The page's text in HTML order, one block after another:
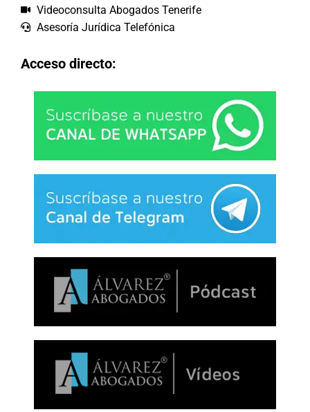
Videoconsulta Abogados Tenerife
Asesoría Jurídica Telefónica
Acceso directo: